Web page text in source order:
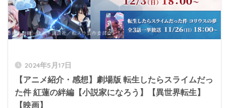
2024年5月17日
【アニメ紹介・感想】劇場版 転生したらスライムだっ
た件 紅蓮の絆編【小説家になろう】【異世界転生】
【映画】